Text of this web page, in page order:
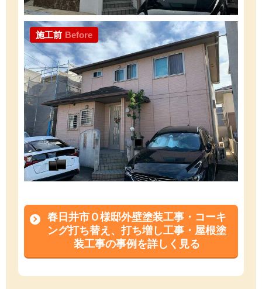
施工前 Before
春日井市Ｏ様邸外壁塗装工事・コーキ
ング打ち替え、打ち増し工事・屋根塗
装工事の事例を詳しく見る